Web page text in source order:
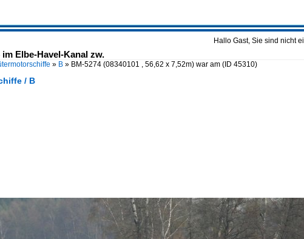
Hallo Gast, Sie sind nicht
im Elbe-Havel-Kanal zw.
» B » BM-5274 (08340101 , 56,62 x 7,52m) war am (ID 45310)
/ B